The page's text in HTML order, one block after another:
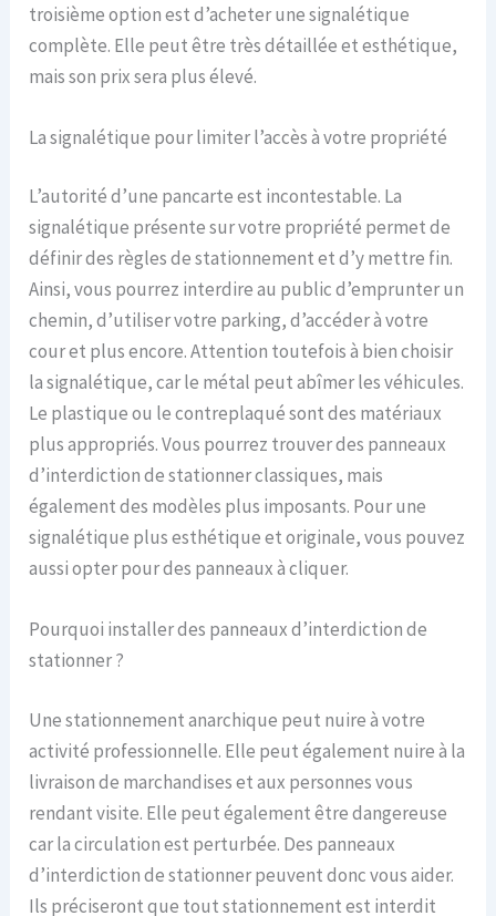
troisième option est d’acheter une signalétique
complète. Elle peut être très détaillée et esthétique,
mais son prix sera plus élevé.
La signalétique pour limiter l’accès à votre propriété
L’autorité d’une pancarte est incontestable. La
signalétique présente sur votre propriété permet de
définir des règles de stationnement et d’y mettre fin.
Ainsi, vous pourrez interdire au public d’emprunter un
chemin, d’utiliser votre parking, d’accéder à votre
cour et plus encore. Attention toutefois à bien choisir
la signalétique, car le métal peut abîmer les véhicules.
Le plastique ou le contreplaqué sont des matériaux
plus appropriés. Vous pourrez trouver des panneaux
d’interdiction de stationner classiques, mais
également des modèles plus imposants. Pour une
signalétique plus esthétique et originale, vous pouvez
aussi opter pour des panneaux à cliquer.
Pourquoi installer des panneaux d’interdiction de
stationner ?
Une stationnement anarchique peut nuire à votre
activité professionnelle. Elle peut également nuire à la
livraison de marchandises et aux personnes vous
rendant visite. Elle peut également être dangereuse
car la circulation est perturbée. Des panneaux
d’interdiction de stationner peuvent donc vous aider.
Ils préciseront que tout stationnement est interdit